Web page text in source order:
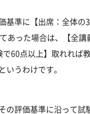
基準に【出席：全体の
あった場合は、【全講
60点以上】取れれば
いうわけです。
の評価基準に沿って試